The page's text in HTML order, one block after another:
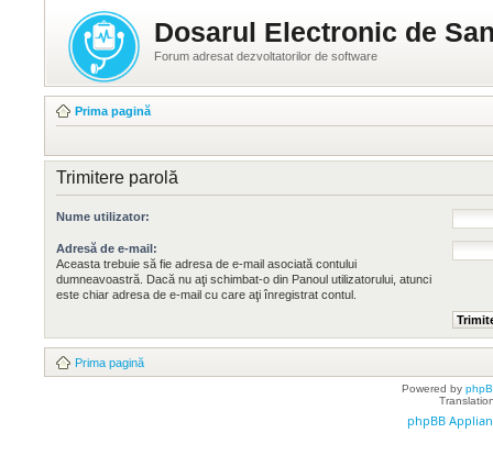
Dosarul Electronic de
Forum adresat dezvoltatorilor de software
Prima pagină
Trimitere parolă
Nume utilizator:
Adresă de e-mail:
Aceasta trebuie să fie adresa de e-mail asociată contului
dumneavoastră. Dacă nu aţi schimbat-o din Panoul utilizatorului, atunci
este chiar adresa de e-mail cu care aţi înregistrat contul.
Prima pagină
Powered by
phpBB